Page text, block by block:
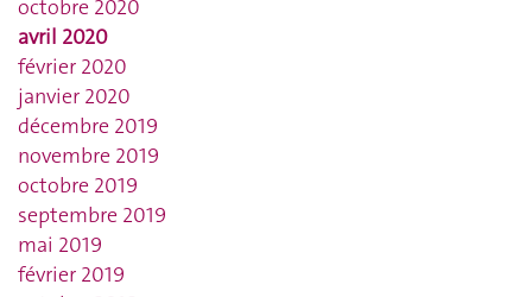
octobre 2020
avril 2020
février 2020
janvier 2020
décembre 2019
novembre 2019
octobre 2019
septembre 2019
mai 2019
février 2019